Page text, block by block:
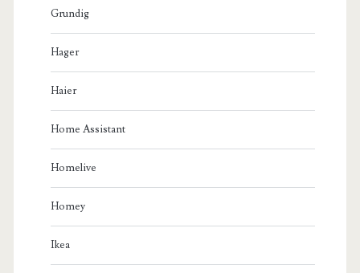
Grundig
Hager
Haier
Home Assistant
Homelive
Homey
Ikea